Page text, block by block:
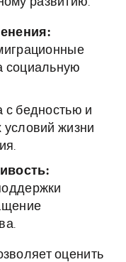
социальную
с бедностью и
условий жизни
оценить